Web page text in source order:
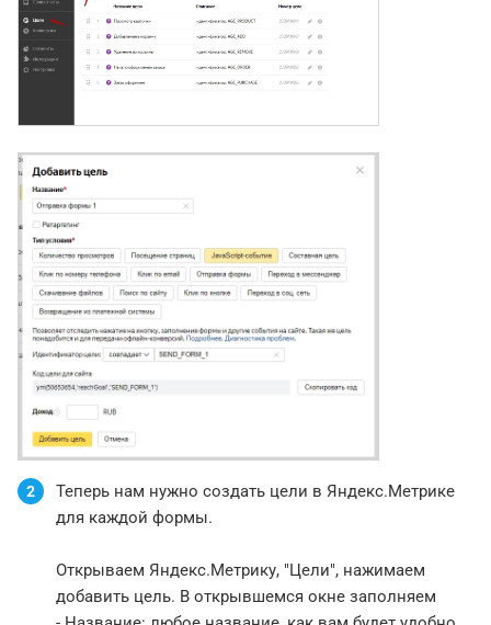
2
Теперь нам нужно создать цели в Яндекс.Метрике
для каждой формы.
Открываем Яндекс.Метрику, "Цели", нажимаем
добавить цель. В открывшемся окне заполняем